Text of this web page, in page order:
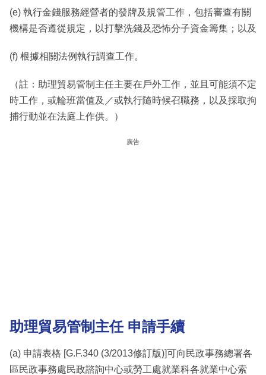
(e) 執行金錢服務經營者的發牌及規管工作，包括審查有關
機構是否遵從規定，以打擊洗錢及恐怖分子資金籌集；以及
(f) 根據相關法例執行調查工作。
（註：助理貿易管制主任主要在戶外工作，並且可能須不定
時工作，或輪班當值及／或執行隨時候召職務，以及採取拘
捕行動並在法庭上作供。）
廣告
助理貿易管制主任 申請手續
(a) 申請表格 [G.F.340 (3/2013修訂版)]可向民政事務總署各
區民政事務處民政諮詢中心或勞工處就業科各就業中心索